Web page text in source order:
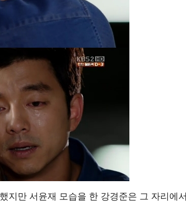
지만 서윤재 모습을 한 강경준은 그 자리에서